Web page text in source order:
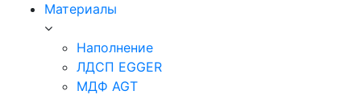
Материалы
Наполнение
ЛДСП EGGER
МДФ AGT